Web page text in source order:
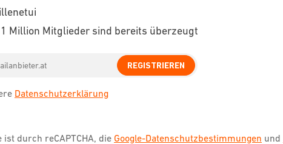
Million Mitglieder sind bereits überzeugt
REGISTRIEREN
Datenschutzerklärung
ist durch reCAPTCHA, die Google-Datenschutzbestimmungen und